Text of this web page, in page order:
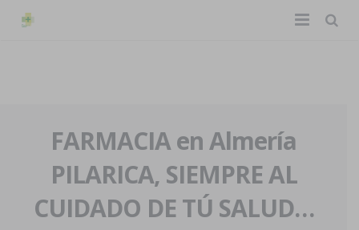
La farmacia
Nuestra historia
Nuestro equipo
Eventos
Servicios y reservas
FARMACIA en Almería
PILARICA, SIEMPRE AL
CUIDADO DE TÚ SALUD…